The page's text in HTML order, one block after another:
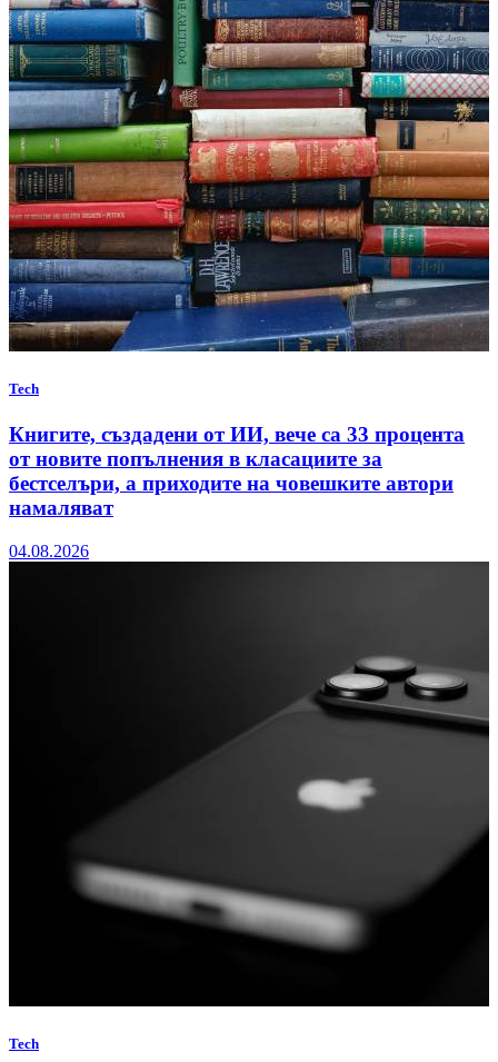
Tech
Книгите, създадени от ИИ, вече са 33 процента
от новите попълнения в класациите за
бестселъри, а приходите на човешките автори
намаляват
04.08.2026
Tech